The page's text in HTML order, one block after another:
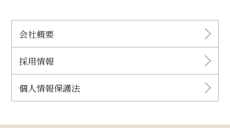
会社概要
採用情報
個人情報保護法